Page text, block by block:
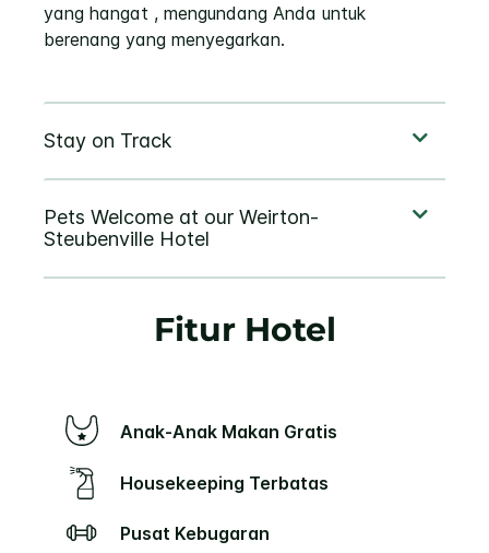
yang hangat , mengundang Anda untuk
berenang yang menyegarkan.
Fitur Hotel
Anak-Anak Makan Gratis
Housekeeping Terbatas
Pusat Kebugaran